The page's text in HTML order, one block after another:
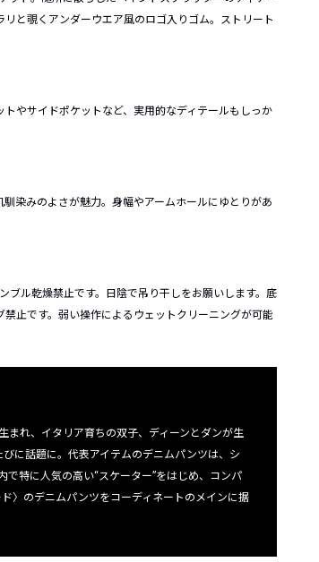
と覗くアンダーウエア風のロゴ入りゴム。ストリート
やサイドポケットなど、実用的なディテールもしっか
染みのよさが魅力。身幅やアームホールにゆとりがあ
ブル乾燥禁止です。日陰で吊り干しをお願いします。底
止です。弱い操作によるウェットクリーニングが可能
まれ、イタリア育ちの双子、ディーンとダンが生
に話題に。代表アイテムのデニムパンツは、シ
特に人気の高い“スケーター”をはじめ、コンパ
〉のデニムパンツをコーディネートのメインに据